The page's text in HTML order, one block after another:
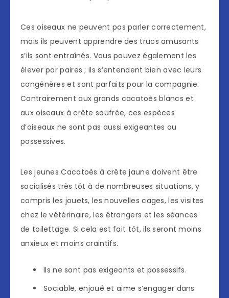
Ces oiseaux ne peuvent pas parler correctement,
mais ils peuvent apprendre des trucs amusants
s’ils sont entraînés. Vous pouvez également les
élever par paires ; ils s’entendent bien avec leurs
congénères et sont parfaits pour la compagnie.
Contrairement aux grands cacatoès blancs et
aux oiseaux à crête soufrée, ces espèces
d’oiseaux ne sont pas aussi exigeantes ou
possessives.
Les jeunes Cacatoès à crête jaune doivent être
socialisés très tôt à de nombreuses situations, y
compris les jouets, les nouvelles cages, les visites
chez le vétérinaire, les étrangers et les séances
de toilettage. Si cela est fait tôt, ils seront moins
anxieux et moins craintifs.
Ils ne sont pas exigeants et possessifs.
Sociable, enjoué et aime s’engager dans